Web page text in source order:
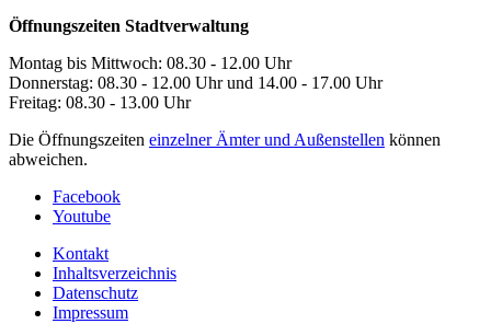
Öffnungszeiten Stadtverwaltung
Montag bis Mittwoch: 08.30 - 12.00 Uhr
Donnerstag: 08.30 - 12.00 Uhr und 14.00 - 17.00 Uhr
Freitag: 08.30 - 13.00 Uhr
Die Öffnungszeiten einzelner Ämter und Außenstellen können
abweichen.
Facebook
Youtube
Kontakt
Inhaltsverzeichnis
Datenschutz
Impressum